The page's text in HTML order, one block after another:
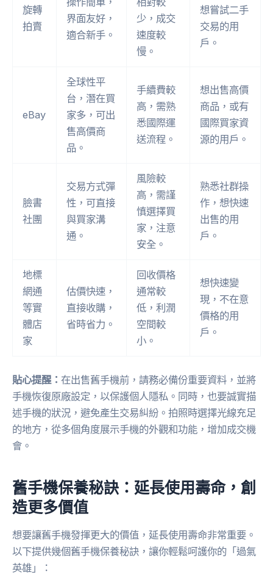
旋轉
拍賣
界面友好，
適合新手。
少，成交
速度較
慢。
想嘗試二手
交易的用
戶。
eBay
全球性平
台，潛在買
家多，可出
售高價商
品。
手續費較
高，需熟
悉國際運
送流程。
想出售高價
商品，或有
國際買家資
源的用戶。
臉書
社團
交易方式彈
性，可直接
與買家溝
通。
風險較
高，需謹
慎選擇買
家，注意
安全。
熟悉社群操
作，想快速
出售的用
戶。
地標
網通
等實
體店
家
估價快速，
直接收購，
省時省力。
回收價格
通常較
低，利潤
空間較
小。
想快速變
現，不在意
價格的用
戶。
貼心提醒： 在出售舊手機前，請務必備份重要資料，並將
手機恢復原廠設定，以保護個人隱私。同時，也要誠實描
述手機的狀況，避免產生交易糾紛。拍照時選擇光線充足
的地方，從多個角度展示手機的外觀和功能，增加成交機
會。
舊手機保養秘訣：延長使用壽命，創
造更多價值
想要讓舊手機發揮更大的價值，延長使用壽命非常重要。
以下提供幾個舊手機保養秘訣，讓你輕鬆呵護你的「過氣
英雄」：